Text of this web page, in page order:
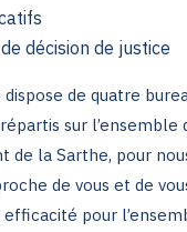
décision de justice
de quatre
sur l’ensemble
de la Sarthe, pour
de vous et de
pour